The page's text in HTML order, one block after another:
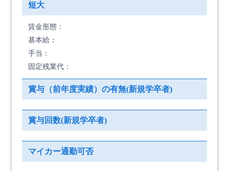
短大
賃金形態：
基本給：
手当：
固定残業代：
賞与（前年度実績）の有無(新規学卒者)
賞与回数(新規学卒者)
マイカー通勤可否